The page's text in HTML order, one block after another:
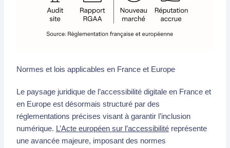
Normes et lois applicables en France et Europe
Le paysage juridique de l’accessibilité digitale en France et
en Europe est désormais structuré par des
réglementations précises visant à garantir l’inclusion
numérique. L’Acte européen sur l’accessibilitéreprésente
une avancée majeure, imposant des normes